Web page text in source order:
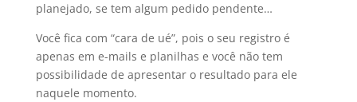
planejado, se tem algum pedido pendente…
Você fica com “cara de ué”, pois o seu registro é
apenas em e-mails e planilhas e você não tem
possibilidade de apresentar o resultado para ele
naquele momento.